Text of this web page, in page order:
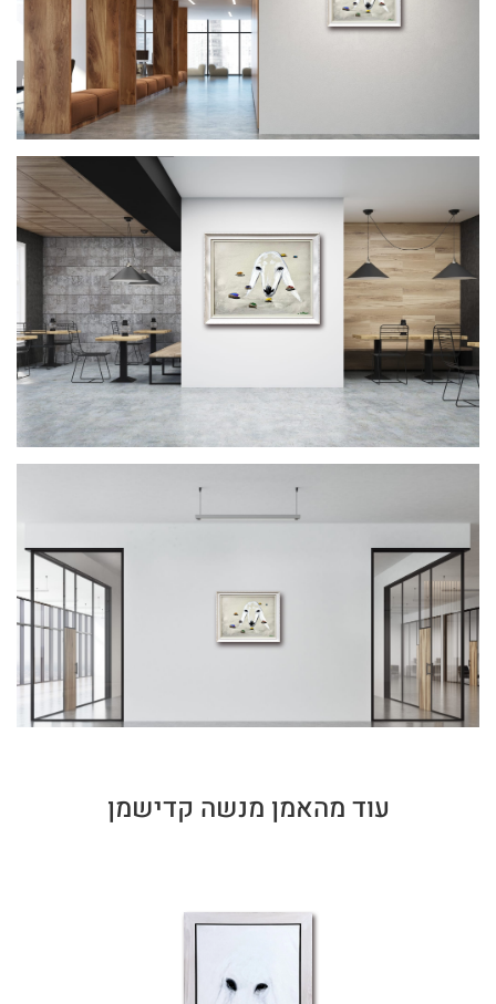
עוד מהאמן מנשה קדישמן